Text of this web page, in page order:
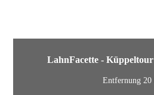
LahnFacette -
Entfernung 20